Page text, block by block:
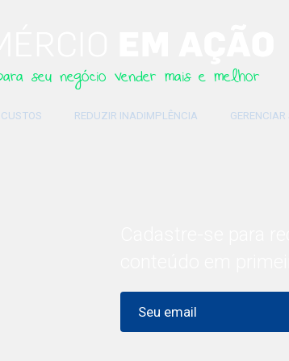
seu negócio vender mais e melhor
REDUZIR INADIMPLÊNCIA